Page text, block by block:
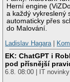
Herní engine
a každý vykreslený
automaticky přes
do Malování.
Ladislav Hagara
EK: ChatGPT i
pod přísnější
6.8. 08:00 | IT novinky